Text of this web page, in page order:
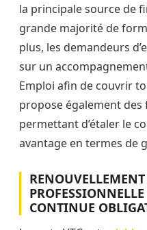
la principale source de
grande majorité de
plus, les demandeurs
sur un
Emploi afin de couvrir
propose également
permettant d’étaler le
avantage en termes de
CONTINUE